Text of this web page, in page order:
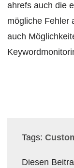
ahrefs auch die
mögliche Fehler
auch
Tags:
Diesen